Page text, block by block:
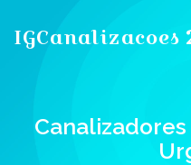
IGCanalizacoes